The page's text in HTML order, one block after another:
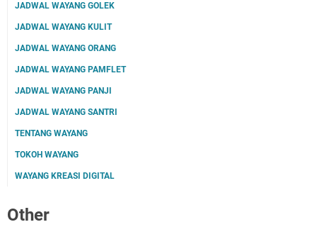
JADWAL WAYANG GOLEK
JADWAL WAYANG KULIT
JADWAL WAYANG ORANG
JADWAL WAYANG PAMFLET
JADWAL WAYANG PANJI
JADWAL WAYANG SANTRI
TENTANG WAYANG
TOKOH WAYANG
WAYANG KREASI DIGITAL
Other